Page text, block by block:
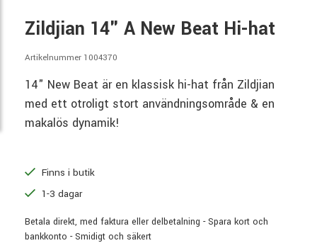
Zildjian 14" A New Beat Hi-hat
Artikelnummer 1004370
14" New Beat är en klassisk hi-hat från Zildjian
med ett otroligt stort användningsområde & en
makalös dynamik!
Finns i butik
1-3 dagar
Betala direkt, med faktura eller delbetalning - Spara kort och
bankkonto - Smidigt och säkert